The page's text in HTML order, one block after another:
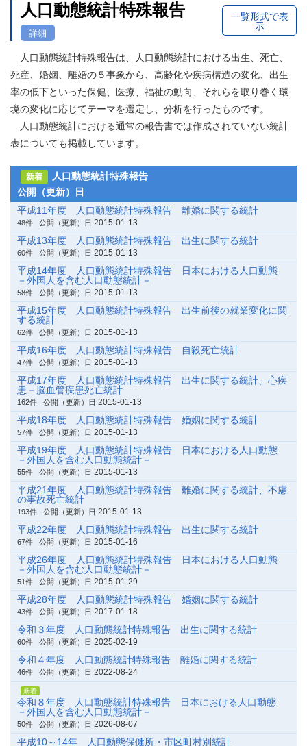
人口動態統計特殊報告
詳細
一覧形式で表
示
人口動態統計特殊報告は、人口動態統計における出生、死亡、
死産、婚姻、離婚の５事象から、高齢化や疾病構造の変化、出生
率の低下といった保健、医療、福祉の動向、それらを取り巻く環
境の変化に応じてテーマを選定し、分析を行ったものです。
人口動態統計における通常の報告書では作成されていない統計
表についても掲載しています。
新着
人口動態統計特殊報告
公開（更新）日
平成11年度 人口動態統計特殊報告 離婚に関する統計
48件 公開（更新）日 2015-01-13
平成13年度 人口動態統計特殊報告 出生に関する統計
60件 公開（更新）日 2015-01-13
平成14年度 人口動態統計特殊報告 日本における人口動態
－外国人を含む人口動態統計－
58件 公開（更新）日 2015-01-13
平成15年度 人口動態統計特殊報告 出生前後の就業変化に関
する統計
62件 公開（更新）日 2015-01-13
平成16年度 人口動態統計特殊報告 自殺死亡統計
47件 公開（更新）日 2015-01-13
平成17年度 人口動態統計特殊報告 出生に関する統計、心疾
患－脳血管疾患死亡統計
162件 公開（更新）日 2015-01-13
平成18年度 人口動態統計特殊報告 婚姻に関する統計
57件 公開（更新）日 2015-01-13
平成19年度 人口動態統計特殊報告 日本における人口動態
－外国人を含む人口動態統計－
55件 公開（更新）日 2015-01-13
平成21年度 人口動態統計特殊報告 離婚に関する統計、不慮
の事故死亡統計
193件 公開（更新）日 2015-01-13
平成22年度 人口動態統計特殊報告 出生に関する統計
67件 公開（更新）日 2015-01-16
平成26年度 人口動態統計特殊報告 日本における人口動態
－外国人を含む人口動態統計－
51件 公開（更新）日 2015-01-29
平成28年度 人口動態統計特殊報告 婚姻に関する統計
43件 公開（更新）日 2017-01-18
令和３年度 人口動態統計特殊報告 出生に関する統計
60件 公開（更新）日 2025-02-19
令和４年度 人口動態統計特殊報告 離婚に関する統計
46件 公開（更新）日 2022-08-24
新着
令和８年度 人口動態統計特殊報告 日本における人口動態
－外国人を含む人口動態統計－
50件 公開（更新）日 2026-08-07
平成10～14年 人口動態保健所・市区町村別統計